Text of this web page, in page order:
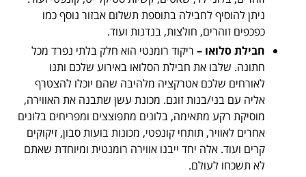
ניתן להוסיף לחבילה בתוספת תשלום אבזור נוסף כמו
כפכפים זוהרים, חולצות, בנדנות ועוד.
חבילת סלואו – ריקוד רומנטי הוא חלק בלתי נפרד מכל
חתונה. שלבו את חבילת הסלואו באירוע שלכם ותנו
לאורחים שלכם אטרקציה מלהיבה שהם יוכלו להצטרף
אליה עם בני/בנות זוגם. מכונת עשן שתבנה את האווירה,
מוסיקת רקע מתאימה, בלונים מתפוצצים ומפריחים בלונים
אחרים לאוויר, תותחי קונפטי, מכונות בועות סבון, זיקוקים
קרים ועוד. אלה יחד ייבנו אווירה רומנטית ומיוחדת שאתם
לא תשכחו לעולם.